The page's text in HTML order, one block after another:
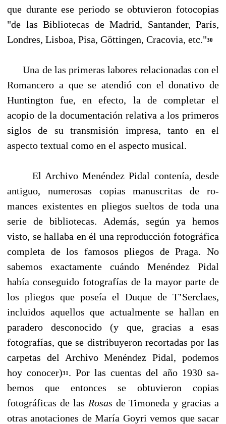
que durante ese periodo se obtuvieron fotocopias
"de las Bibliotecas de Madrid, Santander, París,
Londres, Lisboa, Pisa, Göttingen, Cracovia, etc."30
Una de las primeras labores relacionadas con el
Romancero a que se atendió con el donativo de
Huntington fue, en efecto, la de completar el
acopio de la documentación relativa a los pri­meros
siglos de su transmisión impresa, tanto en el
aspecto textual como en el aspecto musical.
El Archivo Menéndez Pidal contenía, desde
antiguo, numerosas copias manuscritas de ro­
mances existentes en pliegos sueltos de toda una
serie de bibliotecas. Además, según ya hemos
visto, se hallaba en él una reproducción fotográfica
completa de los famosos pliegos de Praga. No
sabemos exactamente cuándo Menéndez Pidal
había conseguido fotografías de la mayor parte de
los pliegos que poseía el Duque de T’Serclaes,
incluidos aquellos que actualmente se hallan en
paradero desconocido (y que, gracias a esas
fotografías, que se distribuyeron recortadas por las
carpetas del Archivo Menéndez Pidal, podemos
hoy conocer)31 . Por las cuentas del año 1930 sa­
bemos que entonces se obtuvieron copias
fotográficas de las Rosas de Timoneda y gracias a
otras anotaciones de María Goyri vemos que sacar